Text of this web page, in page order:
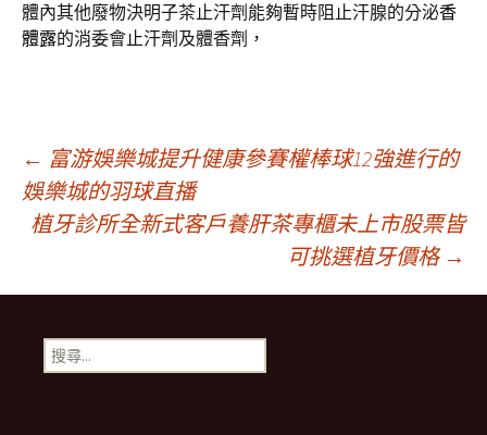
體內其他廢物決明子茶止汗劑能夠暫時阻止汗腺的分泌香
體露的消委會止汗劑及體香劑，
文
章
導
覽
← 富游娛樂城提升健康參賽權棒球12強進行的
娛樂城的羽球直播
植牙診所全新式客戶養肝茶專櫃未上市股票皆
可挑選植牙價格 →
搜
尋